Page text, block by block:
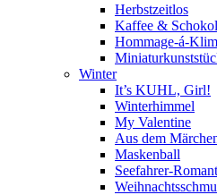
Herbstzeitlos
Kaffee &
Hommage-á-
Winter
It’s KUHL, Girl!
Winterhimmel
My Valentine
Aus dem
Maskenball
Seefahrer-